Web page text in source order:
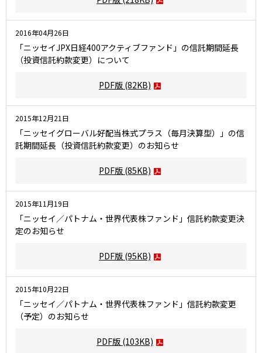
2016年04月26日
「ニッセイJPX日経400アクティブファンド」の信託期間延長
（投資信託約款変更）について
PDF版 (82KB)
2015年12月21日
「ニッセイグローバル好配当株式プラス（毎月決算型）」の信
託期間延長（投資信託約款変更）のお知らせ
PDF版 (85KB)
2015年11月19日
「ニッセイ／パトナム・世界代表株ファンド」信託約款変更決
定のお知らせ
PDF版 (95KB)
2015年10月22日
「ニッセイ／パトナム・世界代表株ファンド」信託約款変更
（予定）のお知らせ
PDF版 (103KB)